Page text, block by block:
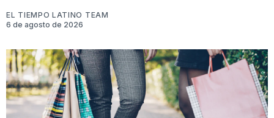
EL TIEMPO LATINO TEAM
6 de agosto de 2026